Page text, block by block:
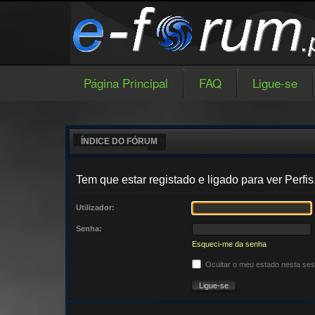
Página Principal FAQ Ligue-se
ÍNDICE DO FÓRUM
Tem que estar registado e ligado para ver
Utilizador:
Senha:
Esqueci-me da senha
Ocultar o meu estado nesta